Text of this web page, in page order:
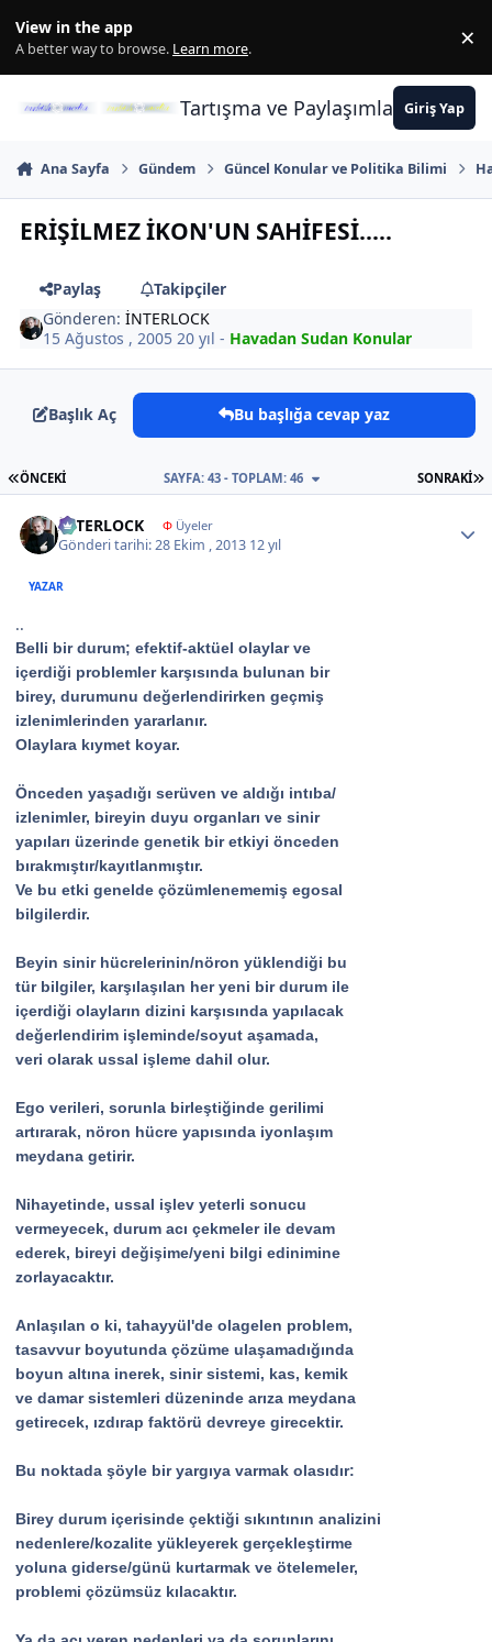
View in the app
A better way to browse. Learn more. ×
Tartışma ve PaylaşımlarınGiriş Yap
Ana Sayfa Gündem Güncel Konular ve Politika Bilimi
ERİŞİLMEZ İKON'UN SAHİFESİ.....
Paylaş
Takipçiler
Gönderen:İNTERLOCK
15 Ağustos , 2005 20 yıl - Havadan Sudan Konular
Başlık Aç Bu başlığa cevap yaz
İLK SAYFA
ÖNCEKI SONRAKI
SAYFA: 43 - TOPLAM: 46
İNTERLOCK ΦÜyeler
Gönderi tarihi:28 Ekim , 2013 12 yıl
YAZAR
..
Belli bir durum; efektif-aktüel olaylar ve
içerdiği problemler karşısında bulunan bir
birey, durumunu değerlendirirken geçmiş
izlenimlerinden yararlanır.
Olaylara kıymet koyar.
Önceden yaşadığı serüven ve aldığı intıba/
izlenimler, bireyin duyu organları ve sinir
yapıları üzerinde genetik bir etkiyi önceden
bırakmıştır/kayıtlanmıştır.
Ve bu etki genelde çözümlenememiş egosal
bilgilerdir.
Beyin sinir hücrelerinin/nöron yüklendiği bu
tür bilgiler, karşılaşılan her yeni bir durum ile
içerdiği olayların dizini karşısında yapılacak
değerlendirim işleminde/soyut aşamada,
veri olarak ussal işleme dahil olur.
Ego verileri, sorunla birleştiğinde gerilimi
artırarak, nöron hücre yapısında iyonlaşım
meydana getirir.
Nihayetinde, ussal işlev yeterli sonucu
vermeyecek, durum acı çekmeler ile devam
ederek, bireyi değişime/yeni bilgi edinimine
zorlayacaktır.
Anlaşılan o ki, tahayyül'de olagelen problem,
tasavvur boyutunda çözüme ulaşamadığında
boyun altına inerek, sinir sistemi, kas, kemik
ve damar sistemleri düzeninde arıza meydana
getirecek, ızdırap faktörü devreye girecektir.
Bu noktada şöyle bir yargıya varmak olasıdır:
Birey durum içerisinde çektiği sıkıntının analizini
nedenlere/kozalite yükleyerek gerçekleştirme
yoluna giderse/günü kurtarmak ve ötelemeler,
problemi çözümsüz kılacaktır.